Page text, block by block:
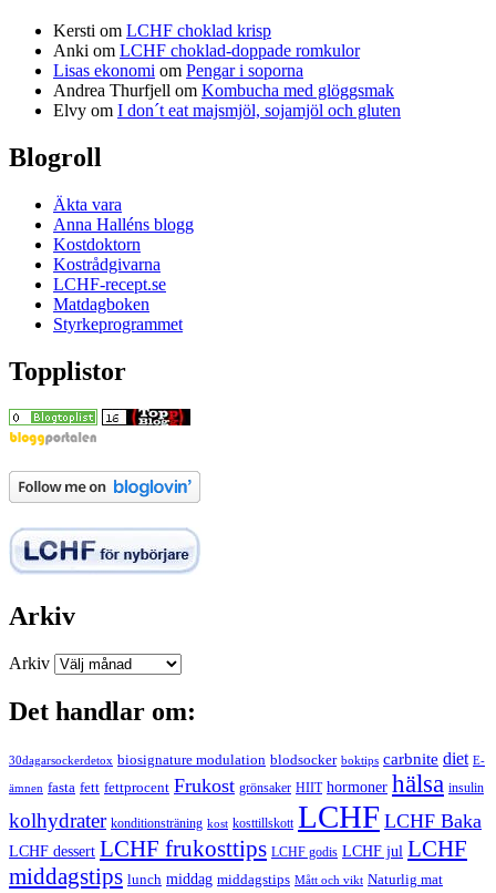
Kersti om LCHF choklad krisp
Anki om LCHF choklad-doppade romkulor
Lisas ekonomi om Pengar i soporna
Andrea Thurfjell om Kombucha med glöggsmak
Elvy om I don´t eat majsmjöl, sojamjöl och gluten
Blogroll
Äkta vara
Anna Halléns blogg
Kostdoktorn
Kostrådgivarna
LCHF-recept.se
Matdagboken
Styrkeprogrammet
Topplistor
Arkiv
Arkiv
Det handlar om:
30dagarsockerdetox biosignature modulation blodsocker boktips carbnite diet E-
ämnen fasta fett fettprocent Frukost grönsaker HIIT hormoner hälsa insulin
kolhydrater konditionsträning kost kosttillskott LCHF LCHF Baka
LCHF dessert LCHF frukosttips LCHF godis LCHF jul LCHF
middagstips lunch middag middagstips Mått och vikt Naturlig mat